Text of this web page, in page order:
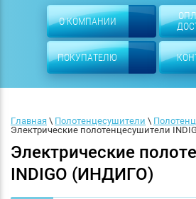
О КОМПАНИИ
ПОКУПАТЕЛЮ
Главная \ Полотенцесушители \
Электрические полотенцесушители
Электрические
INDIGO (ИНДИГО)